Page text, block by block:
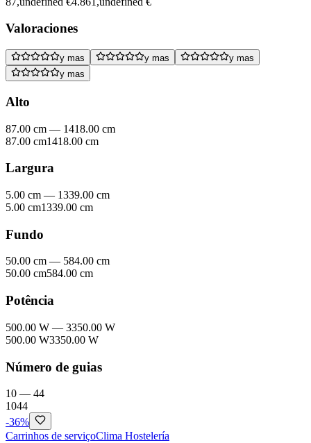
Valoraciones
y mas y mas
y mas
y mas
Alto
87.00 cm — 1418.00 cm
87.00 cm1418.00 cm
Largura
5.00 cm — 1339.00 cm
5.00 cm1339.00 cm
Fundo
50.00 cm — 584.00 cm
50.00 cm584.00 cm
Potência
500.00 W — 3350.00 W
500.00 W3350.00 W
Número de guias
10 — 44
1044
-36%
Carrinhos de serviçoClima Hostelería